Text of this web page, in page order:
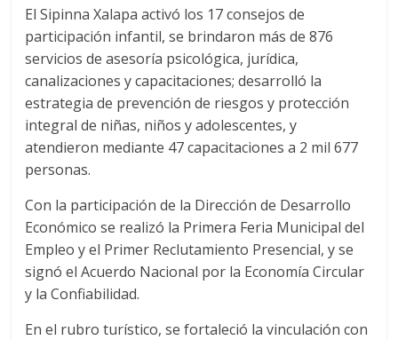
El Sipinna Xalapa activó los 17 consejos de
participación infantil, se brindaron más de 876
servicios de asesoría psicológica, jurídica,
canalizaciones y capacitaciones; desarrolló la
estrategia de prevención de riesgos y protección
integral de niñas, niños y adolescentes, y
atendieron mediante 47 capacitaciones a 2 mil 677
personas.
Con la participación de la Dirección de Desarrollo
Económico se realizó la Primera Feria Municipal del
Empleo y el Primer Reclutamiento Presencial, y se
signó el Acuerdo Nacional por la Economía Circular
y la Confiabilidad.
En el rubro turístico, se fortaleció la vinculación con